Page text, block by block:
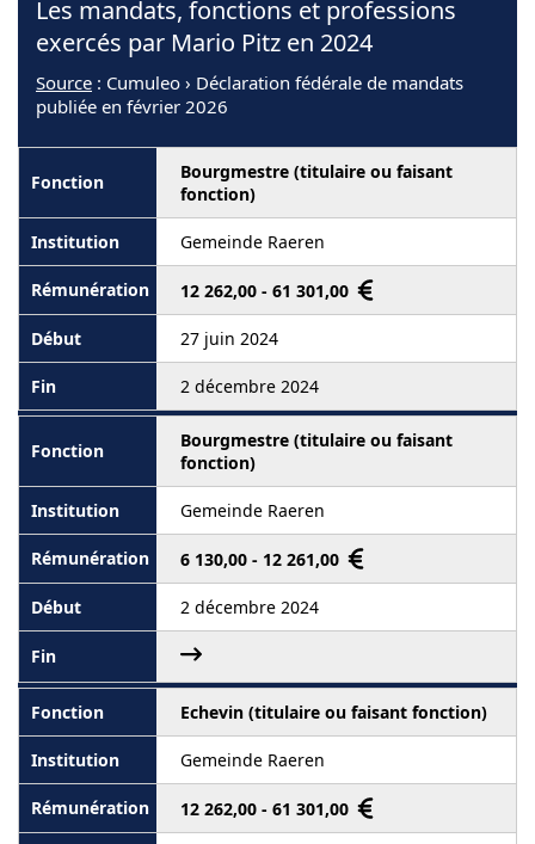
Les mandats, fonctions et professions
exercés par Mario Pitz en 2024
Source : Cumuleo › Déclaration fédérale de mandats
publiée en février 2026
Bourgmestre (titulaire ou faisant
fonction)
Gemeinde Raeren
12 262,00 - 61 301,00
27 juin 2024
2 décembre 2024
Bourgmestre (titulaire ou faisant
fonction)
Gemeinde Raeren
6 130,00 - 12 261,00
2 décembre 2024
Echevin (titulaire ou faisant fonction)
Gemeinde Raeren
12 262,00 - 61 301,00